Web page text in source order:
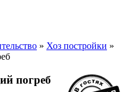
» Хоз постройки »
погреб